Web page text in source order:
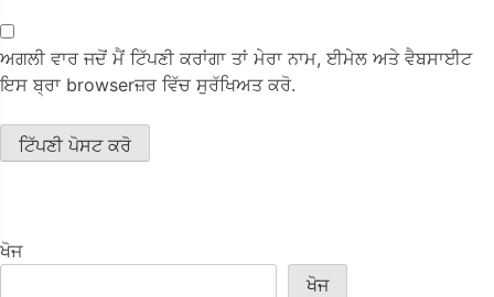
ਅਗਲੀ ਵਾਰ ਜਦੋਂ ਮੈਂ ਟਿੱਪਣੀ ਕਰਾਂਗਾ ਤਾਂ ਮੇਰਾ ਨਾਮ, ਈਮੇਲ ਅਤੇ ਵੈਬਸਾਈਟ
ਇਸ ਬ੍ਰਾ browserਜ਼ਰ ਵਿੱਚ ਸੁਰੱਖਿਅਤ ਕਰੋ.
ਖੋਜ
ਖੋਜ